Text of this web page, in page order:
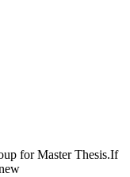
for Master Thesis.If